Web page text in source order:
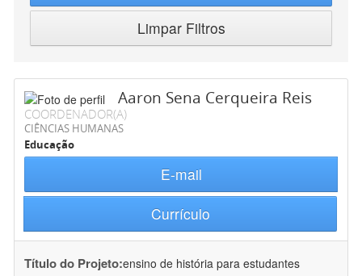
Limpar Filtros
Aaron Sena Cerqueira Reis
COORDENADOR(A)
CIÊNCIAS HUMANAS
Educação
E-mail
Currículo
Título do Projeto:ensino de história para estudantes